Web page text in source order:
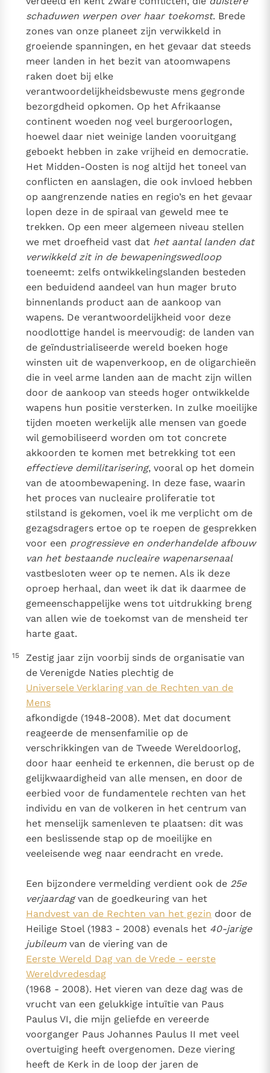
schaduwen werpen over haar toekomst. Brede
zones van onze planeet zijn verwikkeld in
groeiende spanningen, en het gevaar dat steeds
meer landen in het bezit van atoomwapens
raken doet bij elke
verantwoordelijkheidsbewuste mens gegronde
bezorgdheid opkomen. Op het Afrikaanse
continent woeden nog veel burgeroorlogen,
hoewel daar niet weinige landen vooruitgang
geboekt hebben in zake vrijheid en democratie.
Het Midden-Oosten is nog altijd het toneel van
conflicten en aanslagen, die ook invloed hebben
op aangrenzende naties en regio’s en het gevaar
lopen deze in de spiraal van geweld mee te
trekken. Op een meer algemeen niveau stellen
we met droefheid vast dat het aantal landen dat
verwikkeld zit in de bewapeningswedloop
toeneemt: zelfs ontwikkelingslanden besteden
een beduidend aandeel van hun mager bruto
binnenlands product aan de aankoop van
wapens. De verantwoordelijkheid voor deze
noodlottige handel is meervoudig: de landen van
de geïndustrialiseerde wereld boeken hoge
winsten uit de wapenverkoop, en de oligarchieën
die in veel arme landen aan de macht zijn willen
door de aankoop van steeds hoger ontwikkelde
wapens hun positie versterken. In zulke moeilijke
tijden moeten werkelijk alle mensen van goede
wil gemobiliseerd worden om tot concrete
akkoorden te komen met betrekking tot een
effectieve demilitarisering, vooral op het domein
van de atoombewapening. In deze fase, waarin
het proces van nucleaire proliferatie tot
stilstand is gekomen, voel ik me verplicht om de
gezagsdragers ertoe op te roepen de gesprekken
voor een progressieve en onderhandelde afbouw
van het bestaande nucleaire wapenarsenaal
vastbesloten weer op te nemen. Als ik deze
oproep herhaal, dan weet ik dat ik daarmee de
gemeenschappelijke wens tot uitdrukking breng
van allen wie de toekomst van de mensheid ter
harte gaat.
15
Zestig jaar zijn voorbij sinds de organisatie van
de Verenigde Naties plechtig de
Universele Verklaring van de Rechten van de
Mens
afkondigde (1948-2008). Met dat document
reageerde de mensenfamilie op de
verschrikkingen van de Tweede Wereldoorlog,
door haar eenheid te erkennen, die berust op de
gelijkwaardigheid van alle mensen, en door de
eerbied voor de fundamentele rechten van het
individu en van de volkeren in het centrum van
het menselijk samenleven te plaatsen: dit was
een beslissende stap op de moeilijke en
veeleisende weg naar eendracht en vrede.
Een bijzondere vermelding verdient ook de 25e
verjaardagvan de goedkeuring van het
Handvest van de Rechten van het gezin door de
Heilige Stoel (1983 - 2008) evenals het 40-jarige
jubileumvan de viering van de
Eerste Wereld Dag van de Vrede - eerste
Wereldvredesdag
(1968 - 2008). Het vieren van deze dag was de
vrucht van een gelukkige intuïtie van Paus
Paulus VI, die mijn geliefde en vereerde
voorganger Paus Johannes Paulus II met veel
overtuiging heeft overgenomen. Deze viering
heeft de Kerk in de loop der jaren de